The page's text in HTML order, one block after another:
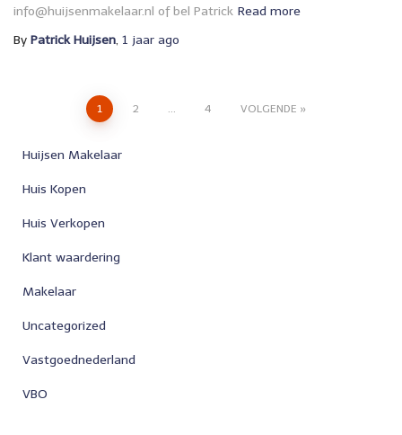
info@huijsenmakelaar.nl of bel Patrick Read more
By Patrick Huijsen, 1 jaar ago
Berichten
paginering
1 2 4 VOLGENDE
Huijsen Makelaar
Huis Kopen
Huis Verkopen
Klant waardering
Makelaar
Uncategorized
Vastgoednederland
VBO